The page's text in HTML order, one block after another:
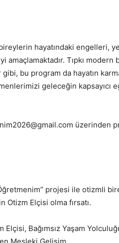
hayatındaki engelleri,
amaçlamaktadır. Tıpkı modern
bu program da hayatın
geleceğin kapsayıcı
üzerinden
projesi ile otizmli
Elçisi olma fırsatı.
Elçisi, Bağımsız Yaşam